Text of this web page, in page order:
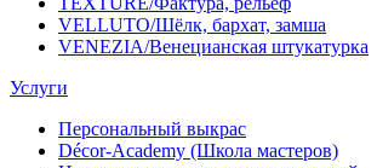
VELLUTO/Шёлк, бархат, замша
VENEZIA/Венецианская штукатурка
Услуги
Персональный выкрас
Décor-Academy (Школа мастеров)